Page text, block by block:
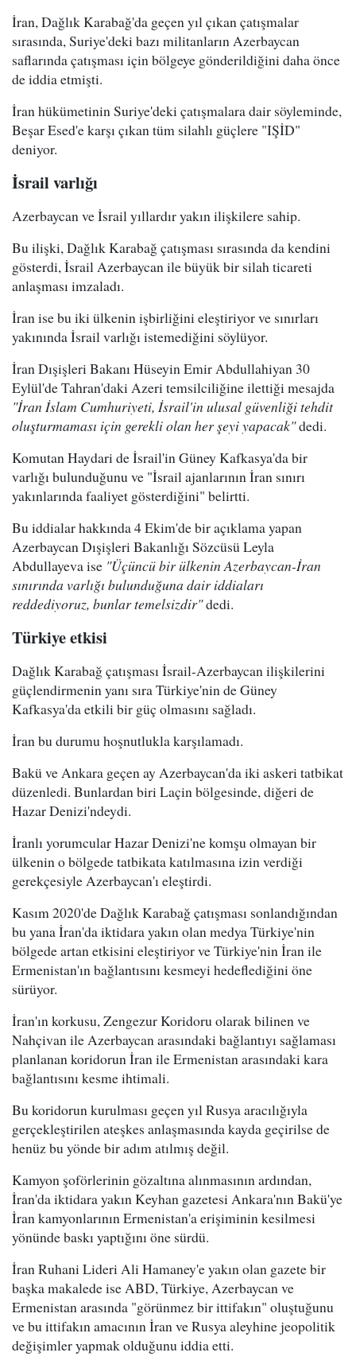
İran, Dağlık Karabağ'da geçen yıl çıkan çatışmalar
sırasında, Suriye'deki bazı militanların Azerbaycan
saflarında çatışması için bölgeye gönderildiğini daha önce
de iddia etmişti.
İran hükümetinin Suriye'deki çatışmalara dair söyleminde,
Beşar Esed'e karşı çıkan tüm silahlı güçlere "IŞİD"
deniyor.
İsrail varlığı
Azerbaycan ve İsrail yıllardır yakın ilişkilere sahip.
Bu ilişki, Dağlık Karabağ çatışması sırasında da kendini
gösterdi, İsrail Azerbaycan ile büyük bir silah ticareti
anlaşması imzaladı.
İran ise bu iki ülkenin işbirliğini eleştiriyor ve sınırları
yakınında İsrail varlığı istemediğini söylüyor.
İran Dışişleri Bakanı Hüseyin Emir Abdullahiyan 30
Eylül'de Tahran'daki Azeri temsilciliğine ilettiği mesajda
"İran İslam Cumhuriyeti, İsrail'in ulusal güvenliği tehdit
oluşturmaması için gerekli olan her şeyi yapacak"dedi.
Komutan Haydari de İsrail'in Güney Kafkasya'da bir
varlığı bulunduğunu ve "İsrail ajanlarının İran sınırı
yakınlarında faaliyet gösterdiğini" belirtti.
Bu iddialar hakkında 4 Ekim'de bir açıklama yapan
Azerbaycan Dışişleri Bakanlığı Sözcüsü Leyla
Abdullayeva ise "Üçüncü bir ülkenin Azerbaycan-İran
sınırında varlığı bulunduğuna dair iddiaları
reddediyoruz, bunlar temelsizdir"dedi.
Türkiye etkisi
Dağlık Karabağ çatışması İsrail-Azerbaycan ilişkilerini
güçlendirmenin yanı sıra Türkiye'nin de Güney
Kafkasya'da etkili bir güç olmasını sağladı.
İran bu durumu hoşnutlukla karşılamadı.
Bakü ve Ankara geçen ay Azerbaycan'da iki askeri tatbikat
düzenledi. Bunlardan biri Laçin bölgesinde, diğeri de
Hazar Denizi'ndeydi.
İranlı yorumcular Hazar Denizi'ne komşu olmayan bir
ülkenin o bölgede tatbikata katılmasına izin verdiği
gerekçesiyle Azerbaycan'ı eleştirdi.
Kasım 2020'de Dağlık Karabağ çatışması sonlandığından
bu yana İran'da iktidara yakın olan medya Türkiye'nin
bölgede artan etkisini eleştiriyor ve Türkiye'nin İran ile
Ermenistan'ın bağlantısını kesmeyi hedeflediğini öne
sürüyor.
İran'ın korkusu, Zengezur Koridoru olarak bilinen ve
Nahçivan ile Azerbaycan arasındaki bağlantıyı sağlaması
planlanan koridorun İran ile Ermenistan arasındaki kara
bağlantısını kesme ihtimali.
Bu koridorun kurulması geçen yıl Rusya aracılığıyla
gerçekleştirilen ateşkes anlaşmasında kayda geçirilse de
henüz bu yönde bir adım atılmış değil.
Kamyon şoförlerinin gözaltına alınmasının ardından,
İran'da iktidara yakın Keyhan gazetesi Ankara'nın Bakü'ye
İran kamyonlarının Ermenistan'a erişiminin kesilmesi
yönünde baskı yaptığını öne sürdü.
İran Ruhani Lideri Ali Hamaney'e yakın olan gazete bir
başka makalede ise ABD, Türkiye, Azerbaycan ve
Ermenistan arasında "görünmez bir ittifakın" oluştuğunu
ve bu ittifakın amacının İran ve Rusya aleyhine jeopolitik
değişimler yapmak olduğunu iddia etti.